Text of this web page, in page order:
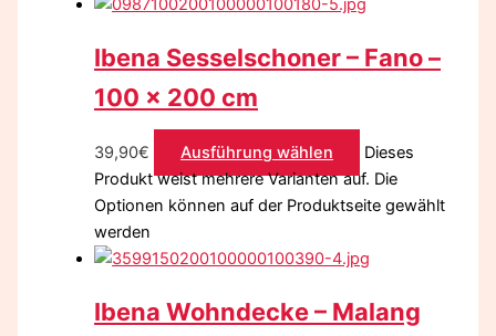
Ibena Sesselschoner – Fano –
100 x 200 cm
39,90€ Ausführung wählen
Dieses
Produkt weist mehrere Varianten auf. Die
Optionen können auf der Produktseite gewählt
werden
Ibena Wohndecke – Malang